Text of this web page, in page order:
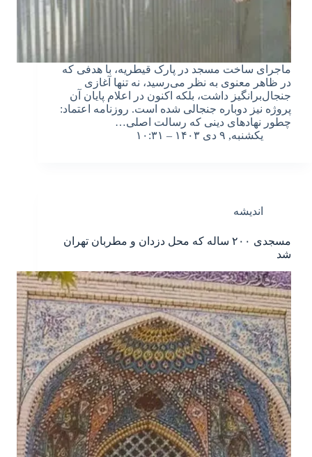
ماجرای ساخت مسجد در پارک قیطریه، با هدفی که
در ظاهر معنوی به نظر می‌رسید، نه تنها آغازی
جنجال‌برانگیز داشت، بلکه اکنون در اعلام پایان آن
پروژه نیز دوباره جنجالی شده است. روزنامه اعتماد:
چطور نهادهای دینی که رسالت اصلی…
یکشنبه, ۹ دی ۱۴۰۳ – ۱۰:۳۱
اندیشه
مسجدی ۲۰۰ ساله که محل دزدان و مطربان تهران
شد